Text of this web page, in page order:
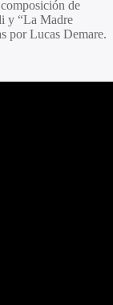
de
y “La Madre
por Lucas Demare.